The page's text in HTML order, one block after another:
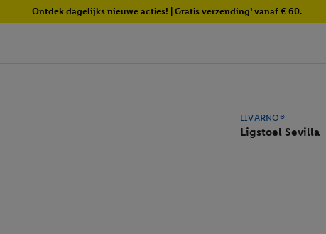
Ontdek dagelijks nieuwe acties! | Gratis verzending¹ vanaf € 60.
LIVARNO®
Ligstoel Sevilla